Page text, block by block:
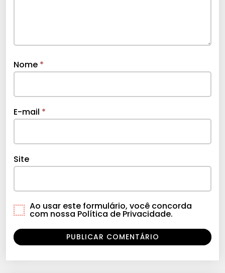
Nome *
E-mail *
Site
Ao usar este formulário, você concorda
com nossa Política de Privacidade.